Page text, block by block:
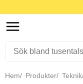
Hem Produkter Teknik